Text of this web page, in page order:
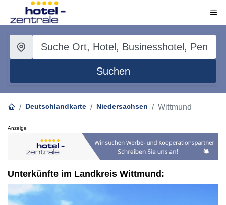
Suchen
Deutschlandkarte Niedersachsen Wittmund
Anzeige
Unterkünfte im Landkreis Wittmund: